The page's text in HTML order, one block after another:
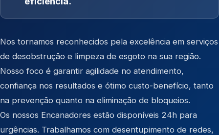
Nos tornamos reconhecidos pela excelência em serviços
de desobstrução e limpeza de esgoto na sua região.
Nosso foco é garantir agilidade no atendimento,
confiança nos resultados e ótimo custo-benefício, tanto
na prevenção quanto na eliminação de bloqueios.
Os nossos Encanadores estão disponíveis 24h para
urgências. Trabalhamos com desentupimento de redes,